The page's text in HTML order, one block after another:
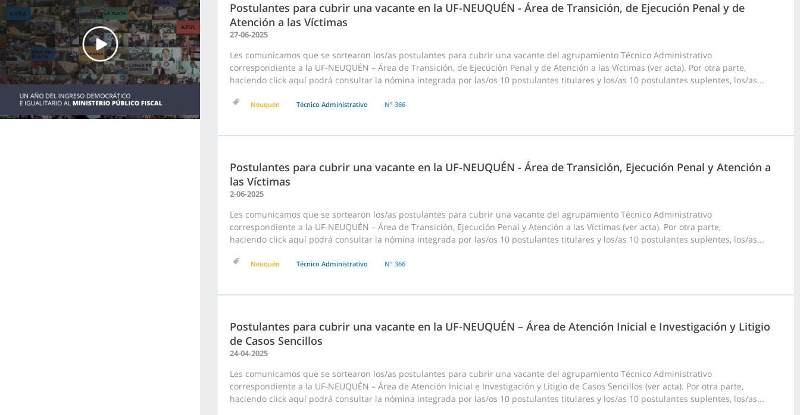
Postulantes para cubrir una vacante en la UF-NEUQUÉN - Área de Transición, de Ejecución Penal y de
Atención a las Víctimas
27-06-2025
Les comunicamos que se sortearon los/as postulantes para cubrir una vacante del agrupamiento Técnico Administrativo
correspondiente a la UF-NEUQUÉN – Área de Transición, de Ejecución Penal y de Atención a las Víctimas (ver acta). Por otra parte,
haciendo click aquí podrá consultar la nómina integrada por las/os 10 postulantes titulares y los/as 10 postulantes suplentes, los/as...
Neuquén Técnico Administrativo N° 366
Postulantes para cubrir una vacante en la UF-NEUQUÉN - Área de Transición, Ejecución Penal y Atención a
las Víctimas
2-06-2025
Les comunicamos que se sortearon los/as postulantes para cubrir una vacante del agrupamiento Técnico Administrativo
correspondiente a la UF-NEUQUÉN – Área de Transición, Ejecución Penal y Atención a las Víctimas (ver acta). Por otra parte,
haciendo click aquí podrá consultar la nómina integrada por las/os 10 postulantes titulares y los/as 10 postulantes suplentes, los/as...
Neuquén Técnico Administrativo N° 366
Postulantes para cubrir una vacante en la UF-NEUQUÉN – Área de Atención Inicial e Investigación y Litigio
de Casos Sencillos
24-04-2025
Les comunicamos que se sortearon los/as postulantes para cubrir una vacante del agrupamiento Técnico Administrativo
correspondiente a la UF-NEUQUÉN – Área de Atención Inicial e Investigación y Litigio de Casos Sencillos (ver acta). Por otra parte,
haciendo click aquí podrá consultar la nómina integrada por las/os 10 postulantes titulares y los/as 10 postulantes suplentes, los/as...